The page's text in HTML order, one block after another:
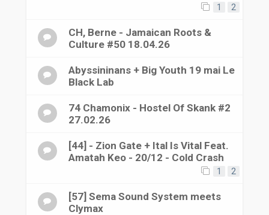
1 2
CH, Berne - Jamaican Roots &
Culture #50 18.04.26
Abyssininans + Big Youth 19 mai Le
Black Lab
74 Chamonix - Hostel Of Skank #2
27.02.26
[44] - Zion Gate + Ital Is Vital Feat.
Amatah Keo - 20/12 - Cold Crash
1 2
[57] Sema Sound System meets
Clymax